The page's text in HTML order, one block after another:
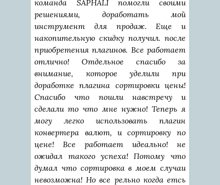
команда SAPHALI помогли своими
решениями, доработать мой
инструмент для продаж. Еще и
накопительную скидку получил. после
приобретения плагинов. Все работает
отлично! Отдельное спасибо за
внимание, которое уделили при
доработке плагина сортировки цены!
Спасибо что пошли навстречу и
сделали то что мне нужно! Теперь я
могу легко использовать плагин
конвертера валют, и сортировку по
цене! Все работает идеально! не
ожидал такого успеха! Потому что
думал что сортировка в моем случаи
невозможна! Но все рельно когда етсь